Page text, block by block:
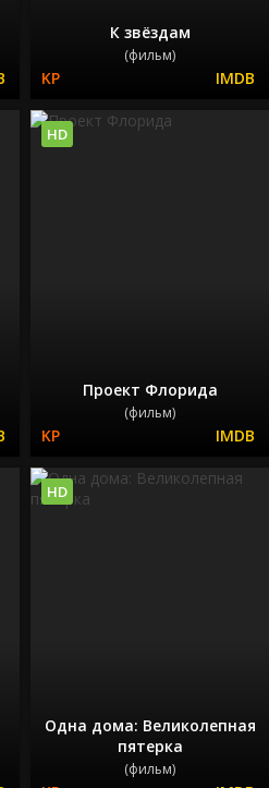
К звёздам
(фильм)
Проект Флорида
(фильм)
HD
Одна дома: Великолепная
пятерка
(фильм)
HD